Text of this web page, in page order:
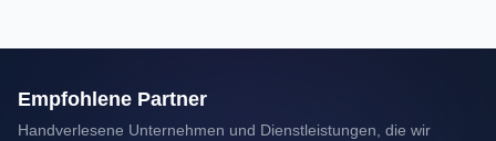
Empfohlene Partner
Handverlesene Unternehmen und Dienstleistungen, die wir